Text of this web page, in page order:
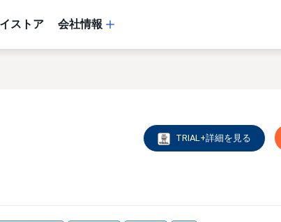
ストア 会社情報
TRIAL+詳細を見る